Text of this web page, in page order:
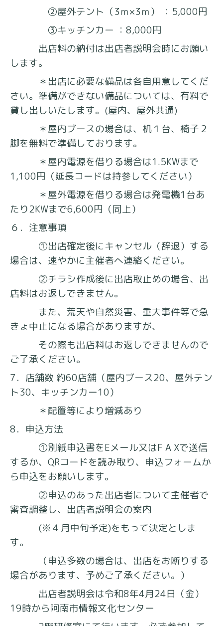
②屋外テント（3ｍ×3ｍ） ：5,000円
③キッチンカー ：8,000円
出店料の納付は出店者説明会時にお願い
します。
＊出店に必要な備品は各自用意してくだ
さい。準備ができない備品については、有料で
貸し出しいたします。(屋内、屋外共通)
＊屋内ブースの場合は、机１台、椅子２
脚を無料で準備しております。
＊屋内電源を借りる場合は1.5KWまで
1,100円（延長コードは持参してください）
＊屋外電源を借りる場合は発電機1台あ
たり2KWまで6,600円（同上）
６．注意事項
①出店確定後にキャンセル（辞退）する
場合は、速やかに主催者へ連絡ください。
②チラシ作成後に出店取止めの場合、出
店料はお返しできません。
また、荒天や自然災害、重大事件等で急
きょ中止になる場合がありますが、
その際も出店料はお返しできませんので
ご了承ください。
7．店舗数 約60店舗（屋内ブース20、屋外テン
ト30、キッチンカー10）
＊配置等により増減あり
8．申込方法
①別紙申込書をEメール又はF A Xで送信
するか、QRコードを読み取り、申込フォームか
ら申込をお願いします。
②申込のあった出店者について主催者で
審査調整し、出店者説明会の案内
(※４月中旬予定)をもって決定としま
す。
（申込多数の場合は、出店をお断りする
場合があります、予めご了承ください。）
出店者説明会は令和8年4月24日（金）
19時から阿南市情報文化センター